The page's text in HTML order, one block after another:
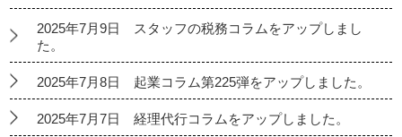
2025年7月9日 スタッフの税務コラムをアップしまし
た。
2025年7月8日 起業コラム第225弾をアップしました。
2025年7月7日 経理代行コラムをアップしました。